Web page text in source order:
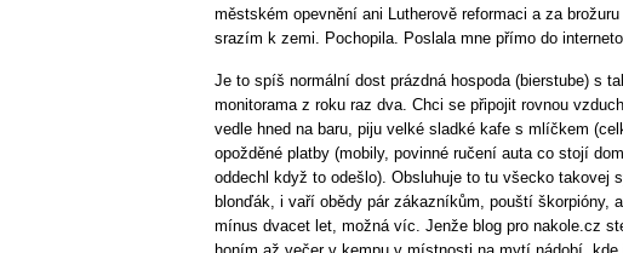
městském opevnění ani Lutherově reformaci a za
srazím k zemi. Pochopila. Poslala mne přímo do
Je to spíš normální dost prázdná hospoda (bierstube) s
monitorama z roku raz dva. Chci se připojit rovnou
vedle hned na baru, piju velké sladké kafe s mlíčkem
opožděné platby (mobily, povinné ručení auta co stojí
oddechl když to odešlo). Obsluhuje to tu všecko takovej
blonďák, i vaří obědy pár zákazníkům, pouští škorpióny,
mínus dvacet let, možná víc. Jenže blog pro nakole.cz